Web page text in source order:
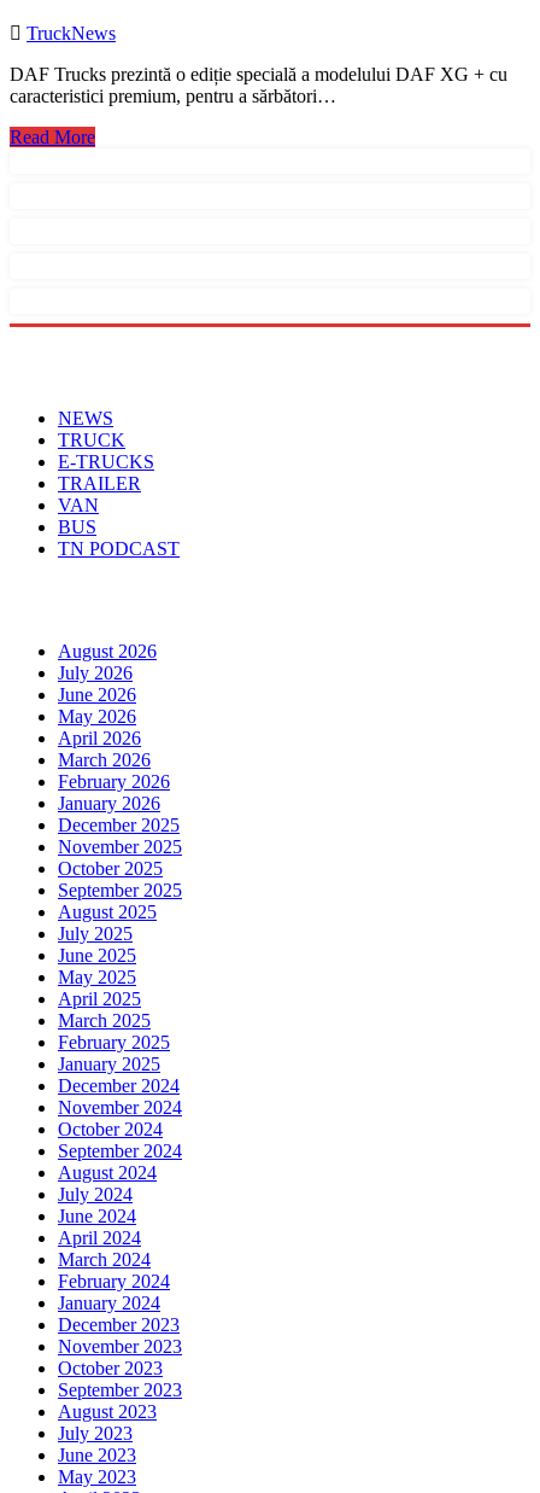
TruckNews
DAF Trucks prezintă o ediție specială a modelului DAF XG + cu
caracteristici premium, pentru a sărbători…
Read More
NEWS
TRUCK
E-TRUCKS
TRAILER
VAN
BUS
TN PODCAST
August 2026
July 2026
June 2026
May 2026
April 2026
March 2026
February 2026
January 2026
December 2025
November 2025
October 2025
September 2025
August 2025
July 2025
June 2025
May 2025
April 2025
March 2025
February 2025
January 2025
December 2024
November 2024
October 2024
September 2024
August 2024
July 2024
June 2024
April 2024
March 2024
February 2024
January 2024
December 2023
November 2023
October 2023
September 2023
August 2023
July 2023
June 2023
May 2023